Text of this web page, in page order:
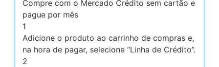
Compre com o Mercado Crédito sem cartão e
pague por mês
1
Adicione o produto ao carrinho de compras e,
na hora de pagar, selecione “Linha de Crédito”.
2